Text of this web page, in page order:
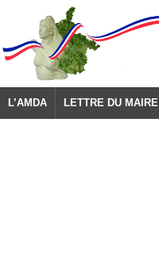
L’AMDA LETTRE DU MAIRE